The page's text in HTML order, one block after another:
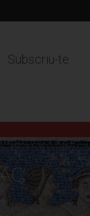
Subscriu-te